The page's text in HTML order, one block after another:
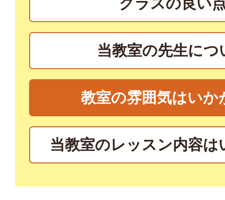
当教室の先生につ
教室の雰囲気はいか
当教室のレッスン内容